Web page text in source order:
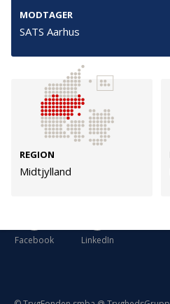
MODTAGER
SATS Aarhus
REGION
Midtjylland
Vilkår
Følg os
TryghedsGruppen
Facebook
Facebook LinkedIn